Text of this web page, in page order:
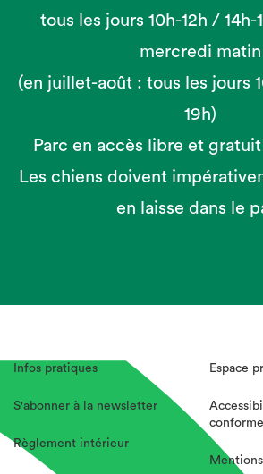
tous les jours 10h-12h / 14h-
mercredi matin
(en juillet-août : tous les jours
19h)
Parc en accès libre et
Les chiens doivent
en laisse dans le
Infos pratiques
S'abonner à la newsletter
Règlement intérieur
Espace
conforme